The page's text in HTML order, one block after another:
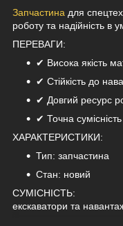
Запчастина для
роботу та надійність в
ПЕРЕВАГИ:
✔ Висока якість
✔ Стійкість до
✔ Довгий ресурс
✔ Точна
ХАРАКТЕРИСТИКИ:
Тип: запчастина
Стан: новий
СУМІСНІСТЬ:
екскаватори та